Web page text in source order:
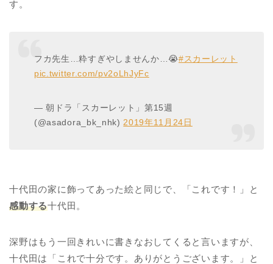
す。
フカ先生…粋すぎやしませんか…😭#スカーレット
pic.twitter.com/pv2oLhJyFc
— 朝ドラ「スカーレット」第15週
(@asadora_bk_nhk) 2019年11月24日
十代田の家に飾ってあった絵と同じで、「これです！」と
感動する十代田。
深野はもう一回きれいに書きなおしてくると言いますが、
十代田は「これで十分です。ありがとうございます。」と